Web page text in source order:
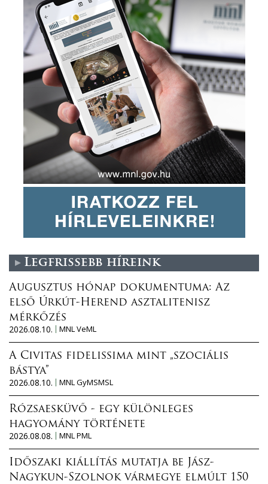
Legfrissebb híreink
Augusztus hónap dokumentuma: Az
első Úrkút-Herend asztalitenisz
mérkőzés
2026.08.10.
MNL VeML
A Civitas fidelissima mint „szociális
bástya”
2026.08.10.
MNL GyMSMSL
Rózsaesküvő - egy különleges
hagyomány története
2026.08.08.
MNL PML
Időszaki kiállítás mutatja be Jász-
Nagykun-Szolnok vármegye elmúlt 150